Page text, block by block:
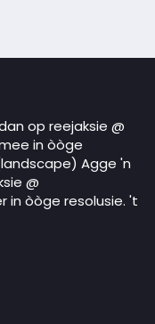
op reejaksie @
in òòge
Agge 'n
@
in òòge resolusie. 't